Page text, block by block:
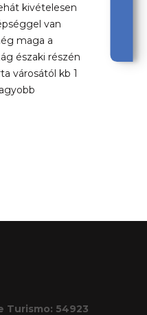
kivételesen
van
maga a
északi részén
városától kb 1
Turismo: 54923